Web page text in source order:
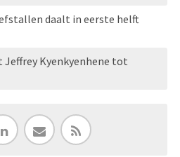
daalt in eerste helft
Jeffrey Kyenkyenhene tot